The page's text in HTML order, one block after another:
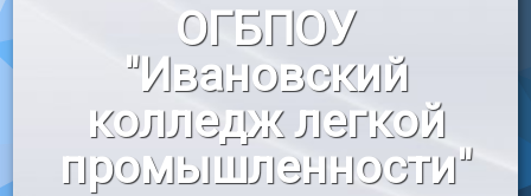
«Профессионалы»
«Профессионалитет»
ОГБПОУ
"Ивановский
колледж легкой
промышленности"